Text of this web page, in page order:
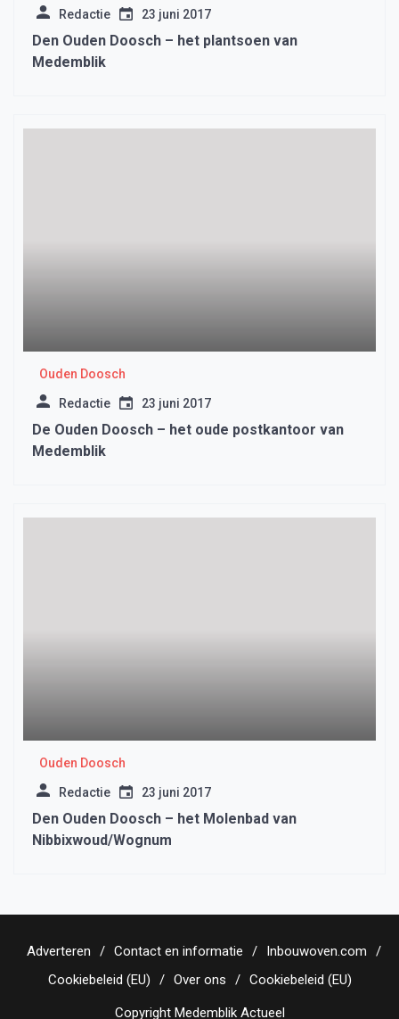
Redactie 23 juni 2017
Den Ouden Doosch – het plantsoen van
Medemblik
Ouden Doosch
Redactie 23 juni 2017
De Ouden Doosch – het oude postkantoor van
Medemblik
Ouden Doosch
Redactie 23 juni 2017
Den Ouden Doosch – het Molenbad van
Nibbixwoud/Wognum
Adverteren Contact en informatie
Inbouwoven.com
Cookiebeleid (EU)
Over ons Cookiebeleid (EU)
Copyright Medemblik Actueel